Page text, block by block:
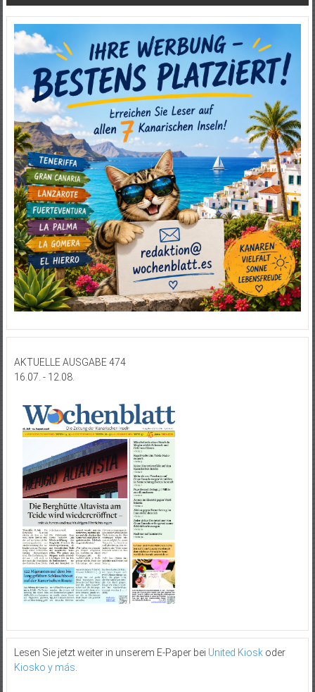
AKTUELLE AUSGABE 474
16.07. - 12.08.
Lesen Sie jetzt weiter in unserem E-Paper bei United Kioskoder
Kiosko y más